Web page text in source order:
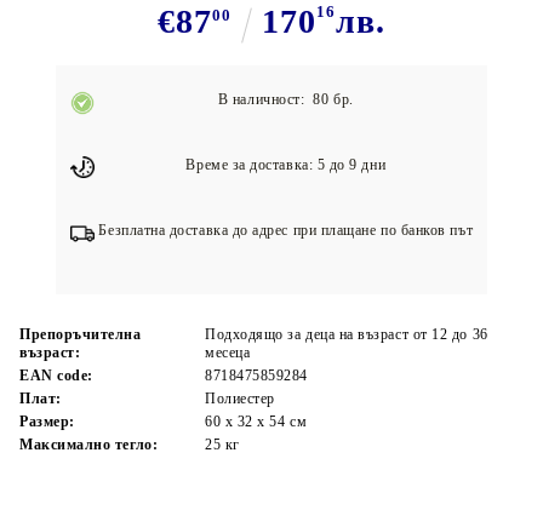
€8700 170 16лв.
В наличност: 80 бр.
Време за доставка: 5 до 9 дни
Безплатна доставка до адрес при плащане по банков път
Препоръчителна
възраст:
Подходящо за деца на възраст от 12 до 36
месеца
EAN code:
8718475859284
Плат:
Полиестер
Размер:
60 x 32 x 54 см
Максимално тегло:
25 кг